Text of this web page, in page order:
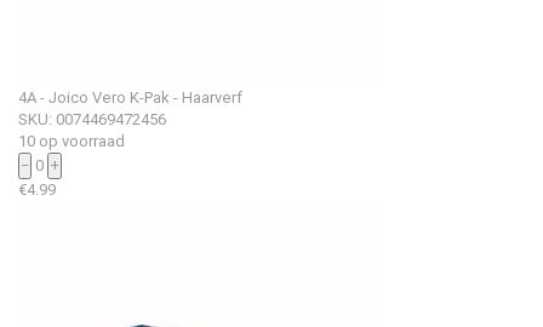
4A - Joico Vero K-Pak - Haarverf
SKU: 0074469472456
10 op voorraad
− 0 +
€4.99